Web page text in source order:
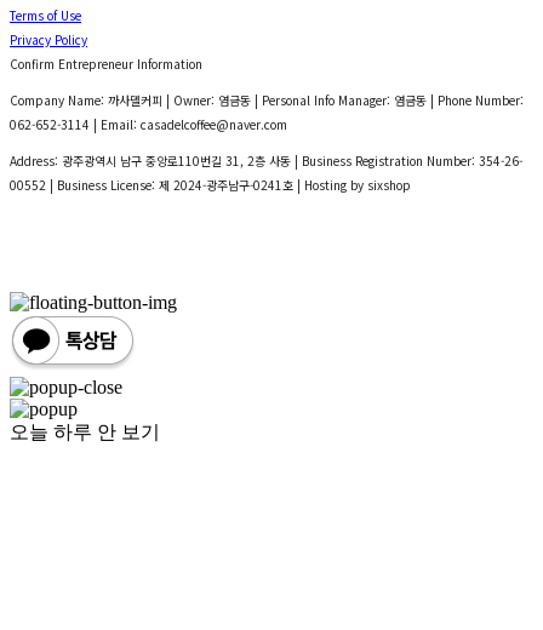
Terms of Use
Privacy Policy
Confirm Entrepreneur Information
Company Name: 까사델커피 | Owner: 염금동 | Personal Info Manager: 염금동 | Phone Number:
062-652-3114 | Email: casadelcoffee@naver.com
Address: 광주광역시 남구 중앙로110번길 31, 2층 사동 | Business Registration Number: 354-26-
00552 | Business License: 제 2024-광주남구-0241호 | Hosting by sixshop
오늘 하루 안 보기